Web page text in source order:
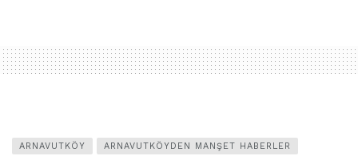
ARNAVUTKÖY ARNAVUTKÖYDEN MANŞET HABERLER